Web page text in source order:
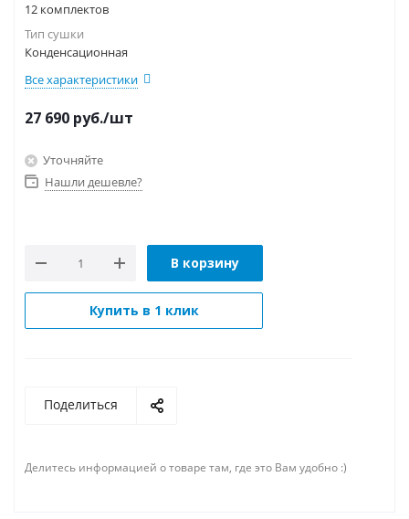
12 комплектов
Тип сушки
Конденсационная
Все характеристики
27 690 руб./шт
Уточняйте
Нашли дешевле?
В корзину
Купить в 1 клик
Поделиться
Делитесь информацией о товаре там, где это Вам удобно :)